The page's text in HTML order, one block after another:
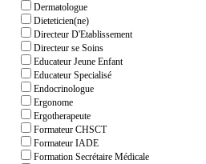
Dermatologue
Dieteticien(ne)
Directeur D'Etablissement
Directeur se Soins
Educateur Jeune Enfant
Educateur Specialisé
Endocrinologue
Ergonome
Ergotherapeute
Formateur CHSCT
Formateur IADE
Formation Secrétaire Médicale